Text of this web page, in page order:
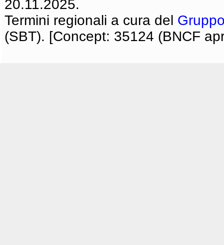
20.11.2025.
Termini regionali a cura del
(SBT). [Concept: 35124 (BNCF